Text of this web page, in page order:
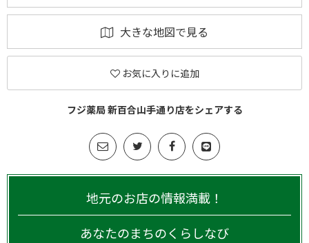
大きな地図で見る
お気に入りに追加
フジ薬局 新百合山手通り店をシェアする
地元のお店の情報満載！
あなたのまちのくらしなび